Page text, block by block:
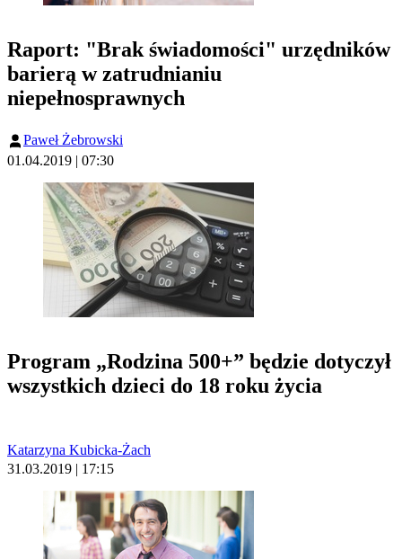
Raport: "Brak świadomości" urzędników
barierą w zatrudnianiu
niepełnosprawnych
Paweł Żebrowski
01.04.2019 | 07:30
Program „Rodzina 500+” będzie dotyczył
wszystkich dzieci do 18 roku życia
Katarzyna Kubicka-Żach
31.03.2019 | 17:15